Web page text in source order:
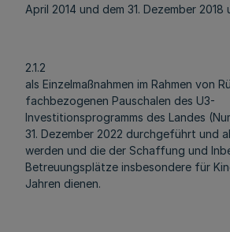
April 2014 und dem 31. Dezember 2018
2.1.2
als Einzelmaßnahmen im Rahmen von
fachbezogenen Pauschalen des U3-
Investitionsprogramms des Landes
31. Dezember 2022 durchgeführt und
werden und die der Schaffung und
Betreuungsplätze insbesondere für
Jahren dienen.